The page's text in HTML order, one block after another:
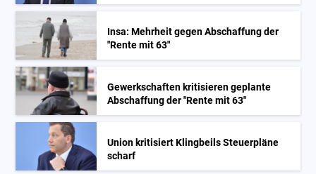
Insa: Mehrheit gegen Abschaffung der
"Rente mit 63"
Gewerkschaften kritisieren geplante
Abschaffung der "Rente mit 63"
Union kritisiert Klingbeils Steuerpläne
scharf